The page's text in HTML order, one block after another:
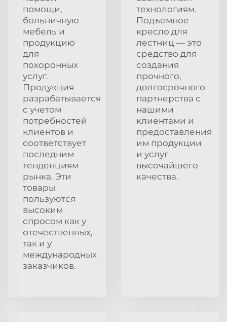
помощи,
больничную
мебель и
продукцию
для
похоронных
услуг.
Продукция
разрабатывается
с учетом
потребностей
клиентов и
соответствует
последним
тенденциям
рынка. Эти
товары
пользуются
высоким
спросом как у
отечественных,
так и у
международных
заказчиков.
технологиям.
Подъемное
кресло для
лестниц — это
средство для
создания
прочного,
долгосрочного
партнерства с
нашими
клиентами и
предоставления
им продукции
и услуг
высочайшего
качества.